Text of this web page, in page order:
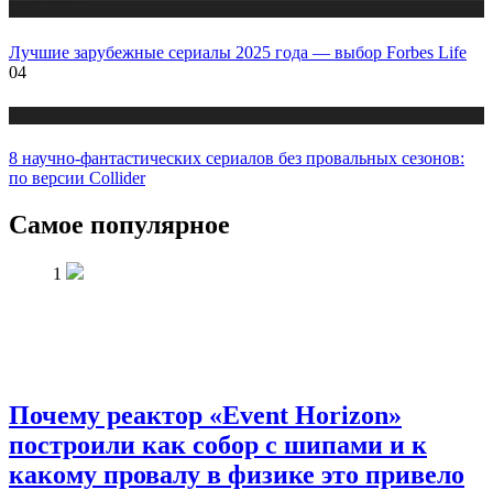
Лучшие зарубежные сериалы 2025 года — выбор Forbes Life
04
8 научно-фантастических сериалов без провальных сезонов:
по версии Collider
Самое популярное
1
Почему реактор «Event Horizon»
построили как собор с шипами и к
какому провалу в физике это привело